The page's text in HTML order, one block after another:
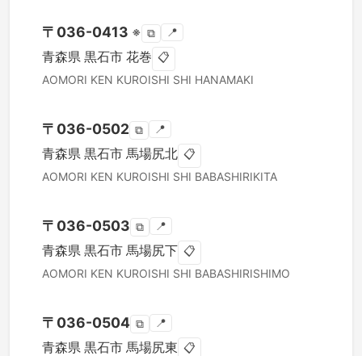
〒 036-0413 ※ ⧉ 📍
青森県 黒石市 花巻 📋
AOMORI KEN KUROISHI SHI HANAMAKI
〒 036-0502 ⧉ 📍
青森県 黒石市 馬場尻北 📋
AOMORI KEN KUROISHI SHI BABASHIRIKITA
〒 036-0503 ⧉ 📍
青森県 黒石市 馬場尻下 📋
AOMORI KEN KUROISHI SHI BABASHIRISHIMO
〒 036-0504 ⧉ 📍
青森県 黒石市 馬場尻東 📋